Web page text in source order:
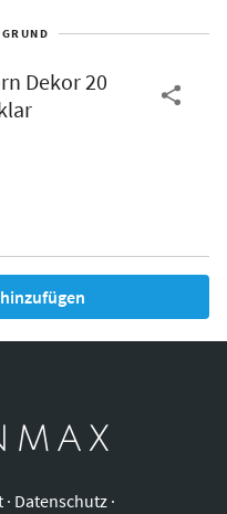
Dekor 20
· Datenschutz ·